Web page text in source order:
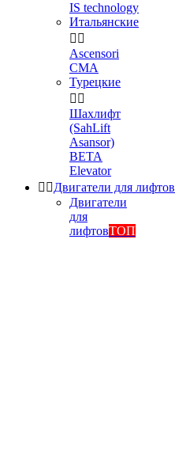
IS technology
Итальянские
 
Ascensori
CMA
Турецкие
 
Шахлифт
(SahLift
Asansor)
BETA
Elevator
 Двигатели для лифтов
Двигатели
для
лифтовТОП